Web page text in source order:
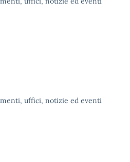
uffici, notizie ed eventi